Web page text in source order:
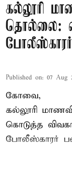
கல்லூரி
தொல்லை:
Published on: 07 Aug
கோவை,
கல்லூரி
கொடுத்த
போலீஸ்காரர்